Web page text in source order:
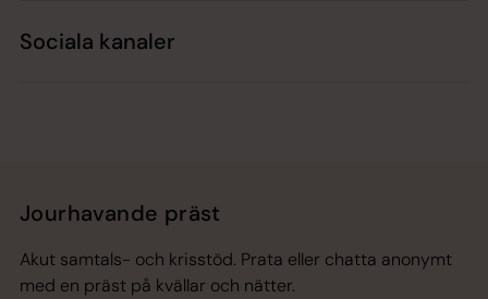
Sociala kanaler
Jourhavande präst
Akut samtals- och krisstöd. Prata eller chatta anonymt
med en präst på kvällar och nätter.